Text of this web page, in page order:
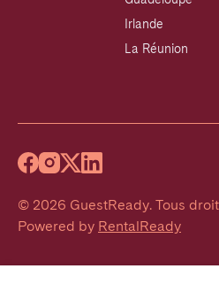
Irlande
La Réunion
© 2026 GuestReady. Tous
Powered by RentalReady